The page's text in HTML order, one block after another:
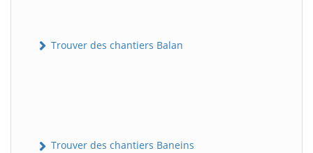
Trouver des chantiers Balan
Trouver des chantiers Baneins